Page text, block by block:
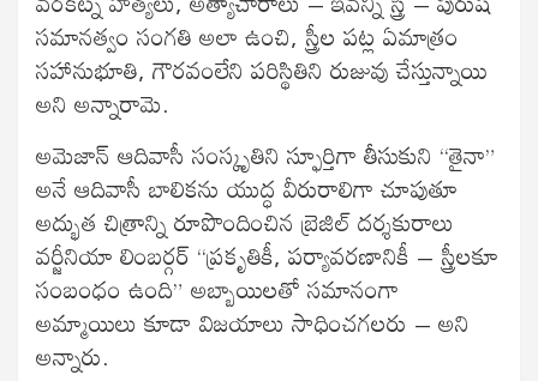
సమానత్వం సంగతి అలా ఉంచి, స్త్రీల పట్ల ఏమాత్రం
సహానుభూతి, గౌరవంలేని పరిస్థితిని రుజువు చేస్తున్నాయి
అని అన్నారామె.
అమెజాన్ ఆదివాసీ సంస్కృతిని స్ఫూర్తిగా తీసుకుని “తైనా”
అనే ఆదివాసీ బాలికను యుద్ధ వీరురాలిగా చూపుతూ
అద్భుత చిత్రాన్ని రూపొందించిన బ్రెజిల్ దర్శకురాలు
వర్జీనియా లింబర్గర్ “ప్రకృతికీ, పర్యావరణానికీ – స్త్రీలకూ
సంబంధం ఉంది” అబ్బాయిలతో సమానంగా
అమ్మాయిలు కూడా విజయాలు సాధించగలరు – అని
అన్నారు.